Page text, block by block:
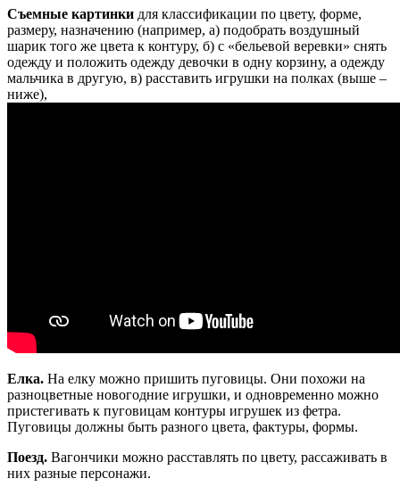
Съемные картинки для классификации по цвету, форме,
размеру, назначению (например, а) подобрать воздушный
шарик того же цвета к контуру, б) с «бельевой веревки» снять
одежду и положить одежду девочки в одну корзину, а одежду
мальчика в другую, в) расставить игрушки на полках (выше –
ниже),
Елка. На елку можно пришить пуговицы. Они похожи на
разноцветные новогодние игрушки, и одновременно можно
пристегивать к пуговицам контуры игрушек из фетра.
Пуговицы должны быть разного цвета, фактуры, формы.
Поезд. Вагончики можно расставлять по цвету, рассаживать в
них разные персонажи.